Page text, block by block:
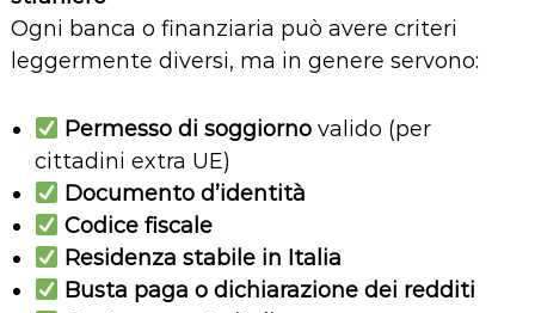
Ogni banca o finanziaria può avere criteri
leggermente diversi, ma in genere servono:
Permesso di soggiorno valido (per
cittadini extra UE)
Documento d’identità
Codice fiscale
Residenza stabile in Italia
Busta paga o dichiarazione dei redditi